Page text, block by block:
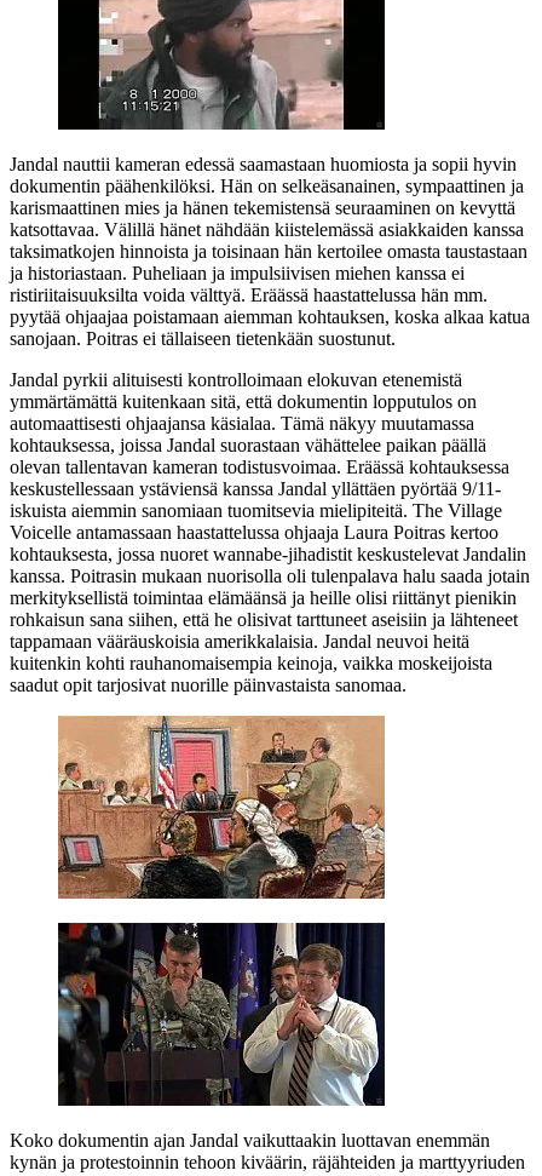
Jandal nauttii kameran edessä saamastaan huomiosta ja sopii hyvin
dokumentin päähenkilöksi. Hän on selkeäsanainen, sympaattinen ja
karismaattinen mies ja hänen tekemistensä seuraaminen on kevyttä
katsottavaa. Välillä hänet nähdään kiistelemässä asiakkaiden kanssa
taksimatkojen hinnoista ja toisinaan hän kertoilee omasta taustastaan
ja historiastaan. Puheliaan ja impulsiivisen miehen kanssa ei
ristiriitaisuuksilta voida välttyä. Eräässä haastattelussa hän mm.
pyytää ohjaajaa poistamaan aiemman kohtauksen, koska alkaa katua
sanojaan. Poitras ei tällaiseen tietenkään suostunut.
Jandal pyrkii alituisesti kontrolloimaan elokuvan etenemistä
ymmärtämättä kuitenkaan sitä, että dokumentin lopputulos on
automaattisesti ohjaajansa käsialaa. Tämä näkyy muutamassa
kohtauksessa, joissa Jandal suorastaan vähättelee paikan päällä
olevan tallentavan kameran todistusvoimaa. Eräässä kohtauksessa
keskustellessaan ystäviensä kanssa Jandal yllättäen pyörtää 9/11-
iskuista aiemmin sanomiaan tuomitsevia mielipiteitä. The Village
Voicelle antamassaan haastattelussa ohjaaja Laura Poitras kertoo
kohtauksesta, jossa nuoret wannabe-jihadistit keskustelevat Jandalin
kanssa. Poitrasin mukaan nuorisolla oli tulenpalava halu saada jotain
merkityksellistä toimintaa elämäänsä ja heille olisi riittänyt pienikin
rohkaisun sana siihen, että he olisivat tarttuneet aseisiin ja lähteneet
tappamaan vääräuskoisia amerikkalaisia. Jandal neuvoi heitä
kuitenkin kohti rauhanomaisempia keinoja, vaikka moskeijoista
saadut opit tarjosivat nuorille päinvastaista sanomaa.
Koko dokumentin ajan Jandal vaikuttaakin luottavan enemmän
kynän ja protestoinnin tehoon kiväärin, räjähteiden ja marttyyriuden